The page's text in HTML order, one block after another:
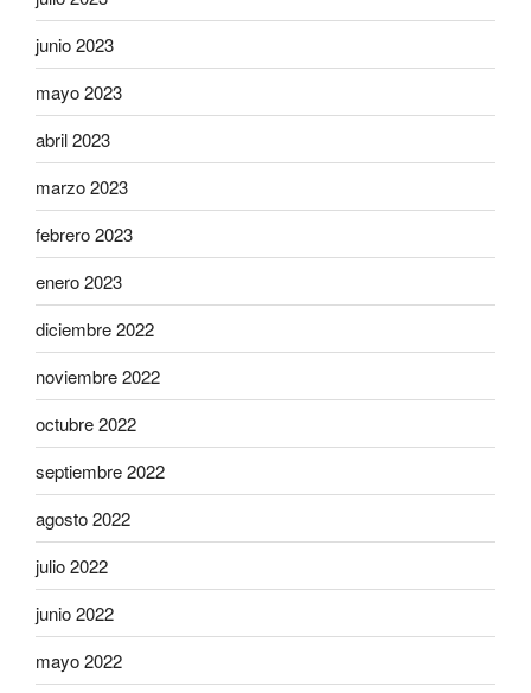
junio 2023
mayo 2023
abril 2023
marzo 2023
febrero 2023
enero 2023
diciembre 2022
noviembre 2022
octubre 2022
septiembre 2022
agosto 2022
julio 2022
junio 2022
mayo 2022